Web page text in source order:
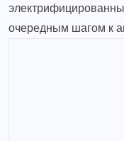
очередным шагом к